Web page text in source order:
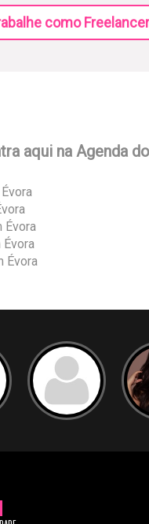
como Freelancer
aqui na Agenda
Évora
Évora
Évora